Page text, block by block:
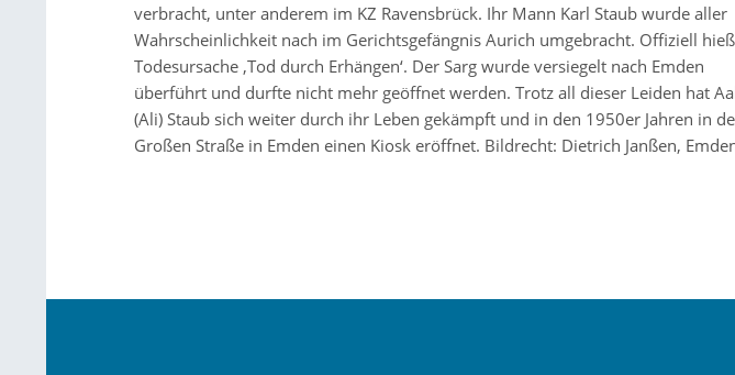
verbracht, unter anderem im KZ Ravensbrück. Ihr Mann Karl Staub wurde aller
Wahrscheinlichkeit nach im Gerichtsgefängnis Aurich umgebracht. Offiziell
Todesursache ‚Tod durch Erhängen‘. Der Sarg wurde versiegelt nach Emden
überführt und durfte nicht mehr geöffnet werden. Trotz all dieser Leiden hat
(Ali) Staub sich weiter durch ihr Leben gekämpft und in den 1950er Jahren in
Großen Straße in Emden einen Kiosk eröffnet. Bildrecht: Dietrich Janßen,